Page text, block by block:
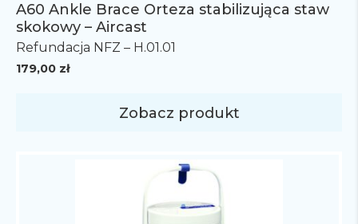
A60 Ankle Brace Orteza stabilizująca staw
skokowy – Aircast
179,00 zł
Refundacja NFZ – H.01.01
Zobacz produkt